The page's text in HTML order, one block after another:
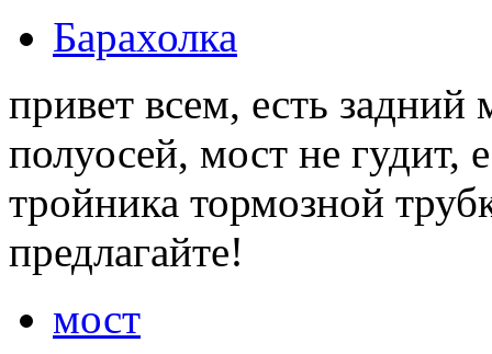
Барахолка
привет всем, есть
полуосей, мост не гудит,
тройника тормозной
предлагайте!
мост